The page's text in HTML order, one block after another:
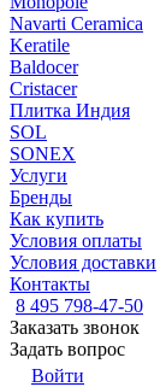
Navarti Ceramica
Keratile
Baldocer
Cristacer
Плитка Индия
SOL
SONEX
Услуги
Бренды
Как купить
Условия оплаты
Условия доставки
Контакты
8 495 798-47-50
Заказать звонок
Задать вопрос
Войти